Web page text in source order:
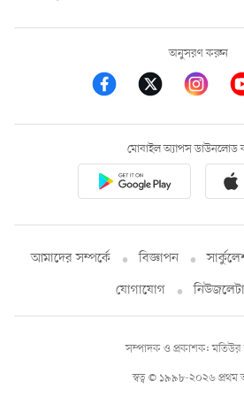
অনুসরণ করুন
মোবাইল অ্যাপস ডাউনলোড
আমাদের সম্পর্কে বিজ্ঞাপন
যোগাযোগ
স্বত্ব © ১৯৯৮-২০২৬
সম্পাদক ও প্রকাশক: মতিউর